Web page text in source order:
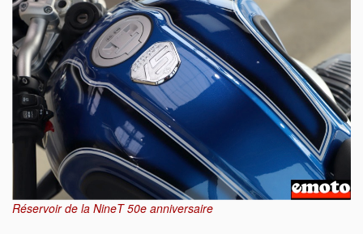
Réservoir de la NineT 50e anniversaire